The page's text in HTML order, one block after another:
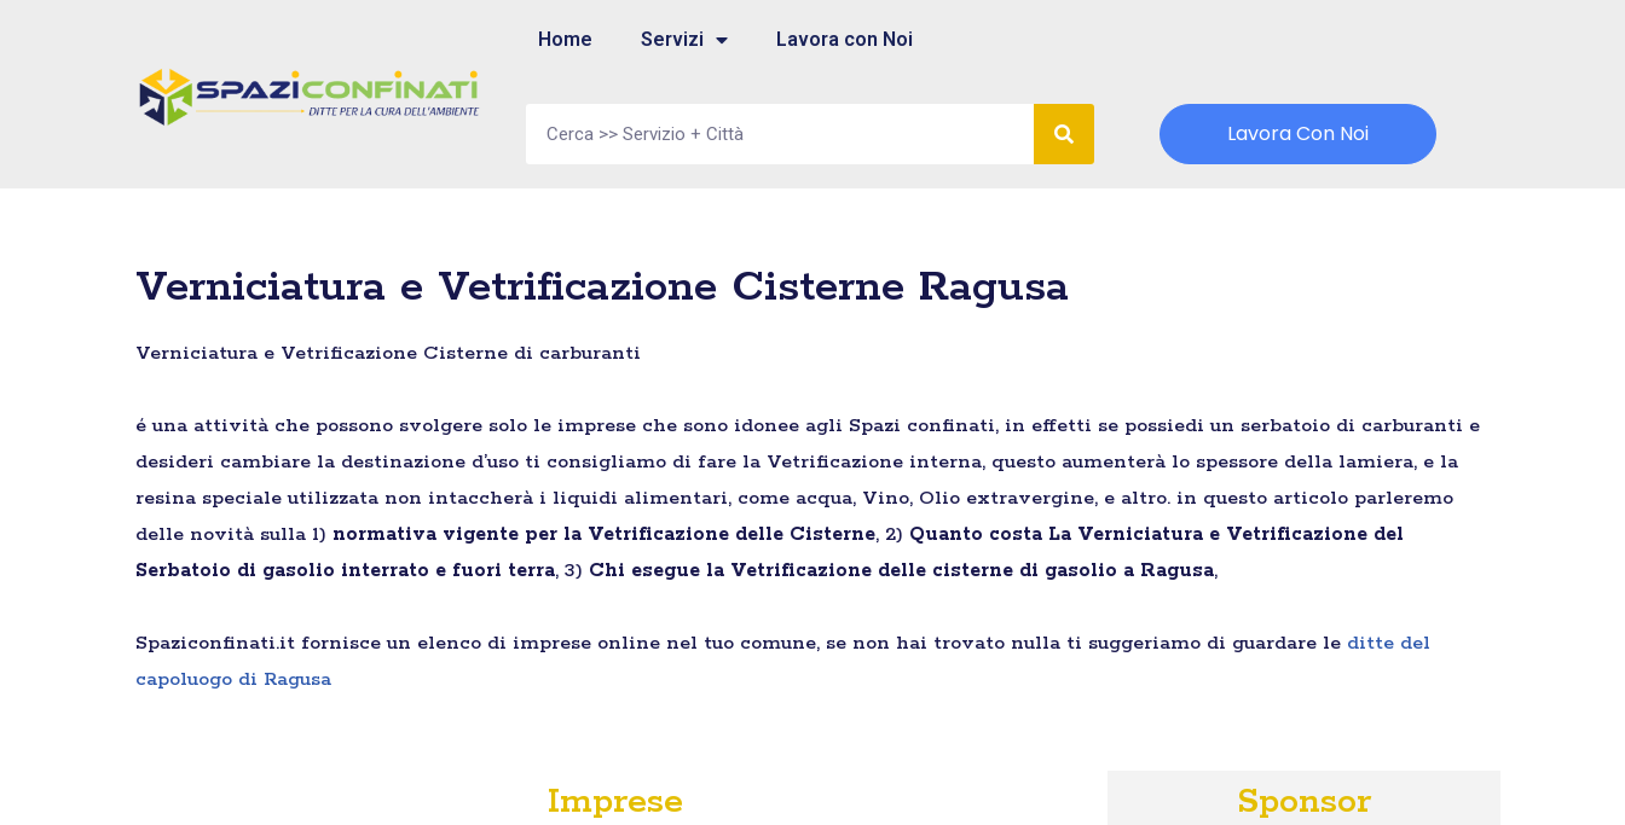
Home Servizi Lavora con Noi
Lavora Con Noi
Verniciatura e Vetrificazione Cisterne Ragusa
Verniciatura e Vetrificazione Cisterne di carburanti
é una attività che possono svolgere solo le imprese che sono idonee agli Spazi confinati, in effetti se possiedi un serbatoio di carburanti e
desideri cambiare la destinazione d’uso ti consigliamo di fare la Vetrificazione interna, questo aumenterà lo spessore della lamiera, e la
resina speciale utilizzata non intaccherà i liquidi alimentari, come acqua, Vino, Olio extravergine, e altro. in questo articolo parleremo
delle novità sulla 1) normativa vigente per la Vetrificazione delle Cisterne, 2) Quanto costa La Verniciatura e Vetrificazione del
Serbatoio di gasolio interrato e fuori terra, 3) Chi esegue la Vetrificazione delle cisterne di gasolio a Ragusa,
Spaziconfinati.it fornisce un elenco di imprese online nel tuo comune, se non hai trovato nulla ti suggeriamo di guardare le ditte del
capoluogo di Ragusa
Imprese Sponsor